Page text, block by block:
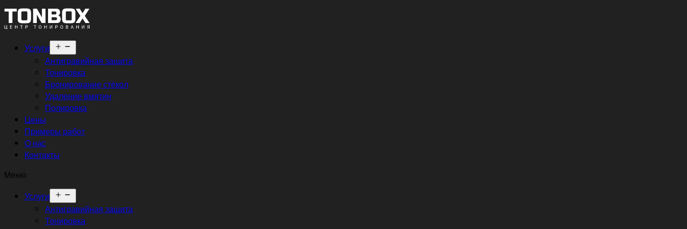
Услуги
меню
Антигравийная защита
Тонировка
Бронирование стёкол
Удаление вмятин
Полировка
Цены
Примеры работ
О нас
Контакты
Меню
Услуги
меню
Антигравийная защита
Тонировка